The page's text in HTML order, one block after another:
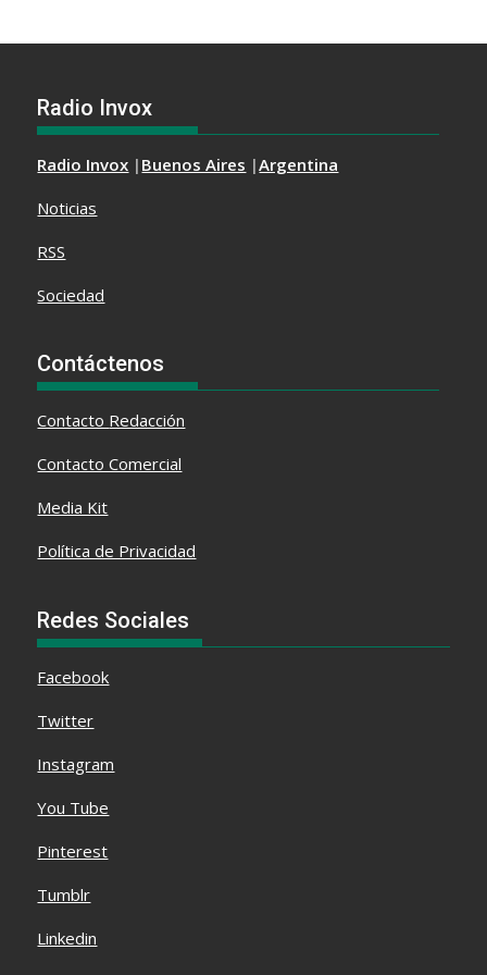
Radio Invox
Radio Invox | Buenos Aires |Argentina
Noticias
RSS
Sociedad
Contáctenos
Contacto Redacción
Contacto Comercial
Media Kit
Política de Privacidad
Redes Sociales
Facebook
Twitter
Instagram
You Tube
Pinterest
Tumblr
Linkedin